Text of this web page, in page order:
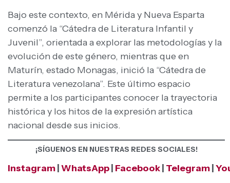
Bajo este contexto, en Mérida y Nueva Esparta
comenzó la “Cátedra de Literatura Infantil y
Juvenil”, orientada a explorar las metodologías y la
evolución de este género, mientras que en
Maturín, estado Monagas, inició la “Cátedra de
Literatura venezolana”. Este último espacio
permite a los participantes conocer la trayectoria
histórica y los hitos de la expresión artística
nacional desde sus inicios.
¡SÍGUENOS EN NUESTRAS REDES SOCIALES!
Instagram WhatsApp Facebook Telegram